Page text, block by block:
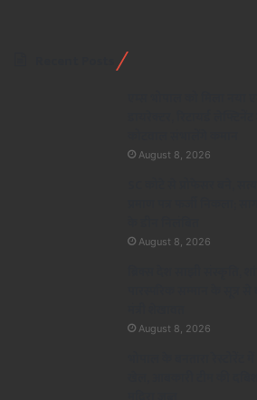
August 8, 2026
August 8, 2026
August 8, 2026